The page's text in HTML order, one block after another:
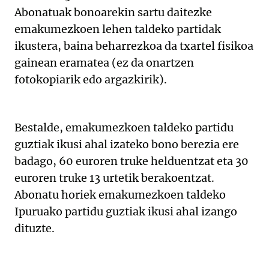
Abonatuak bonoarekin sartu daitezke
emakumezkoen lehen taldeko partidak
ikustera, baina beharrezkoa da txartel fisikoa
gainean eramatea (ez da onartzen
fotokopiarik edo argazkirik).
Bestalde, emakumezkoen taldeko partidu
guztiak ikusi ahal izateko bono berezia ere
badago, 60 euroren truke helduentzat eta 30
euroren truke 13 urtetik berakoentzat.
Abonatu horiek emakumezkoen taldeko
Ipuruako partidu guztiak ikusi ahal izango
dituzte.